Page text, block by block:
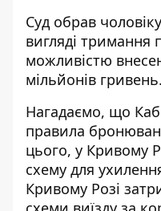
Суд обрав
вигляді тримання
можливістю
мільйонів гривень.
Нагадаємо, що
правила
цього, у Кривому
схему для
Кривому Розі